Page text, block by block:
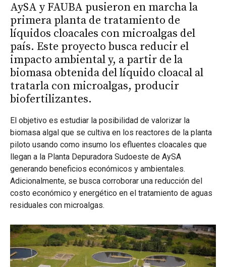
AySA y FAUBA pusieron en marcha la
primera planta de tratamiento de
líquidos cloacales con microalgas del
país. Este proyecto busca reducir el
impacto ambiental y, a partir de la
biomasa obtenida del líquido cloacal al
tratarla con microalgas, producir
biofertilizantes.
El objetivo es estudiar la posibilidad de valorizar la
biomasa algal que se cultiva en los reactores de la planta
piloto usando como insumo los efluentes cloacales que
llegan a la Planta Depuradora Sudoeste de AySA
generando beneficios económicos y ambientales.
Adicionalmente, se busca corroborar una reducción del
costo económico y energético en el tratamiento de aguas
residuales con microalgas.